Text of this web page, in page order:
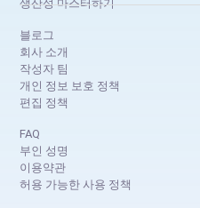
생산성 마스터하기
블로그
회사 소개
작성자 팀
개인 정보 보호 정책
편집 정책
FAQ
부인 성명
이용약관
허용 가능한 사용 정책